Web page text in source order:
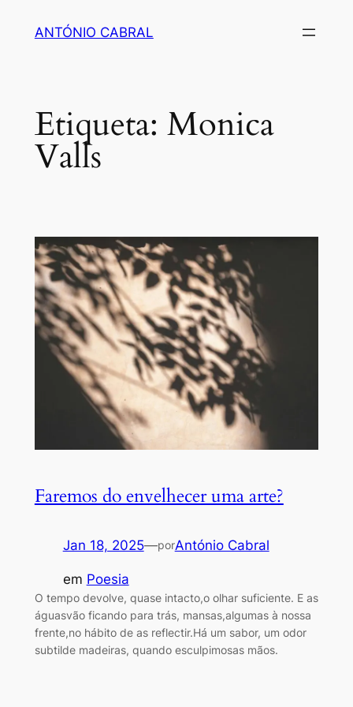
ANTÓNIO CABRAL
Etiqueta: Monica
Valls
Faremos do envelhecer uma arte?
Jan 18, 2025—porAntónio Cabral
em Poesia
O tempo devolve, quase intacto,o olhar suficiente. E as
águasvão ficando para trás, mansas,algumas à nossa
frente,no hábito de as reflectir.Há um sabor, um odor
subtilde madeiras, quando esculpimosas mãos.